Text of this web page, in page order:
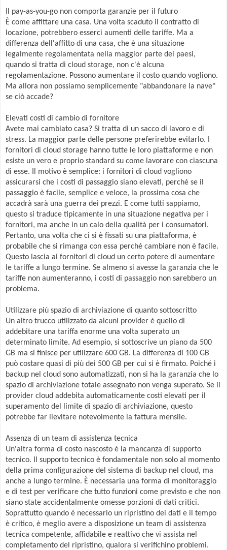
Il pay-as-you-go non comporta garanzie per il futuro
È come affittare una casa. Una volta scaduto il contratto di
locazione, potrebbero esserci aumenti delle tariffe. Ma a
differenza dell'affitto di una casa, che è una situazione
legalmente regolamentata nella maggior parte dei paesi,
quando si tratta di cloud storage, non c'è alcuna
regolamentazione. Possono aumentare il costo quando vogliono.
Ma allora non possiamo semplicemente "abbandonare la nave"
se ciò accade?
Elevati costi di cambio di fornitore
Avete mai cambiato casa? Si tratta di un sacco di lavoro e di
stress. La maggior parte delle persone preferirebbe evitarlo. I
fornitori di cloud storage hanno tutte le loro piattaforme e non
esiste un vero e proprio standard su come lavorare con ciascuna
di esse. Il motivo è semplice: i fornitori di cloud vogliono
assicurarsi che i costi di passaggio siano elevati, perché se il
passaggio è facile, semplice e veloce, la prossima cosa che
accadrà sarà una guerra dei prezzi. E come tutti sappiamo,
questo si traduce tipicamente in una situazione negativa per i
fornitori, ma anche in un calo della qualità per i consumatori.
Pertanto, una volta che ci si è fissati su una piattaforma, è
probabile che si rimanga con essa perché cambiare non è facile.
Questo lascia ai fornitori di cloud un certo potere di aumentare
le tariffe a lungo termine. Se almeno si avesse la garanzia che le
tariffe non aumenteranno, i costi di passaggio non sarebbero un
problema.
Utilizzare più spazio di archiviazione di quanto sottoscritto
Un altro trucco utilizzato da alcuni provider è quello di
addebitare una tariffa enorme una volta superato un
determinato limite. Ad esempio, si sottoscrive un piano da 500
GB ma si finisce per utilizzare 600 GB. La differenza di 100 GB
può costare quasi di più dei 500 GB per cui si è firmato. Poiché i
backup nel cloud sono automatizzati, non si ha la garanzia che lo
spazio di archiviazione totale assegnato non venga superato. Se il
provider cloud addebita automaticamente costi elevati per il
superamento del limite di spazio di archiviazione, questo
potrebbe far lievitare notevolmente la fattura mensile.
Assenza di un team di assistenza tecnica
Un'altra forma di costo nascosto è la mancanza di supporto
tecnico. Il supporto tecnico è fondamentale non solo al momento
della prima configurazione del sistema di backup nel cloud, ma
anche a lungo termine. È necessaria una forma di monitoraggio
e di test per verificare che tutto funzioni come previsto e che non
siano state accidentalmente omesse porzioni di dati critici.
Soprattutto quando è necessario un ripristino dei dati e il tempo
è critico, è meglio avere a disposizione un team di assistenza
tecnica competente, affidabile e reattivo che vi assista nel
completamento del ripristino, qualora si verifichino problemi.